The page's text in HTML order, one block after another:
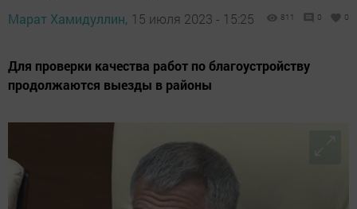
Марат Хамидуллин, 15 июля 2023 - 15:25 811 0 0
Для проверки качества работ по благоустройству
продолжаются выезды в районы